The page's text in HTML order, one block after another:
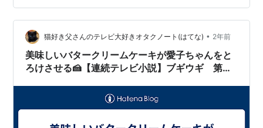
紋」。 これは、まったくほのぼのしていない。平和感も
ない。これ以前の作品は、私の「これを観ながら死にた
い映画・ドラマ」のリストに入っているが、これは…。
これを観ながら死にたくない、あん…
猫好き父さんのテレビ大好きオタクノート(はてな) • 2年前
美味しいバタークリームケーキが愛子ちゃんをと
ろけさせる🍰【連続テレビ小説】ブギウギ 第２